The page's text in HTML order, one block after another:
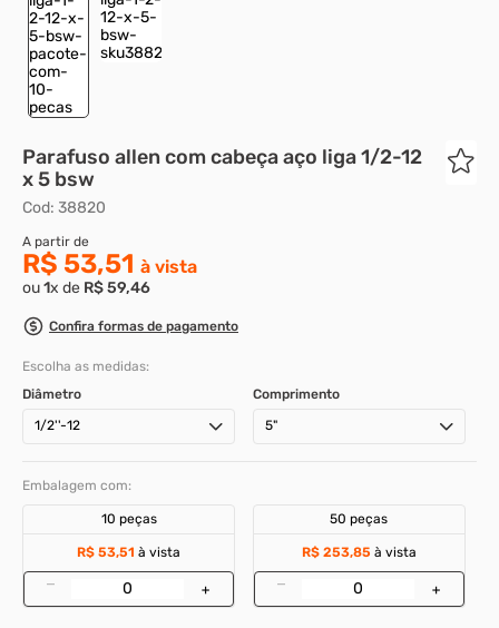
Parafuso allen com cabeça aço liga 1/2-12
x 5 bsw
Cod: 38820
R$ 53,51
ou1x de R$59,46
Confira formas de pagamento
Escolha as medidas:
Diâmetro
1/2''-12
Comprimento
5"
Embalagem com:
10 peças
R$ 53,51 à vista
– +
50 peças
R$ 253,85 à vista
– +
8º
parafuso allen 5
9º
10º